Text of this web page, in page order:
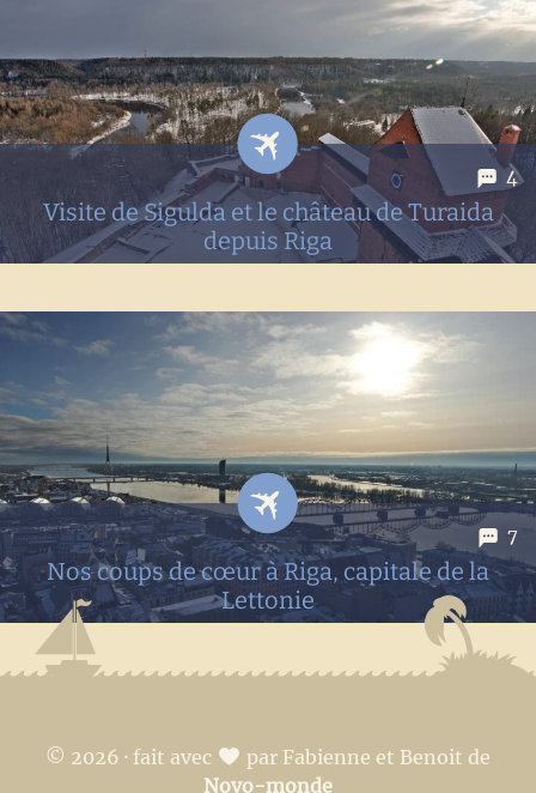
l'itinéraire parfait en Estonie, Lettonie et Lituanie.
4
Visite de Sigulda et le château de Turaida
depuis Riga
Vous nous connaissez, les villes ça nous plaît un moment
mais si on peut partir s'aérer l'esprit c'est encore mieux.
C'est ce qu'on a fait depuis Riga en partant en direction de
Sigulda pour découvrir le château de Turaida
7
Nos coups de cœur à Riga, capitale de la
Lettonie
marchés surprenants et d'alcool pour le moins spécial ;)
© 2026 · fait avec
par Fabienne et Benoit de
Novo-monde